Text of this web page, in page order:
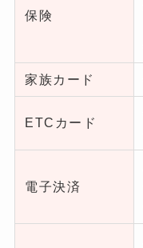
保険
家族カード
ETCカード
電子決済